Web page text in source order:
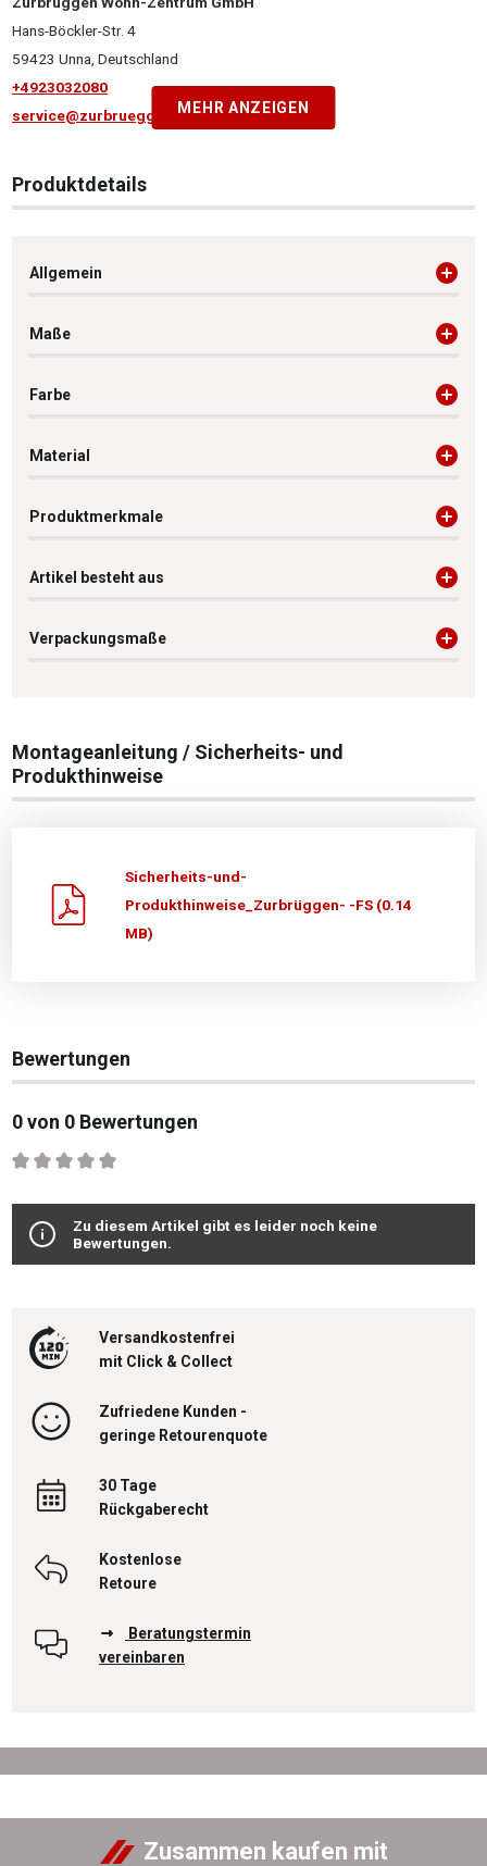
Hans-Böckler-Str. 4
59423 Unna, Deutschland
+4923032080
service@zurbrueggen.deMEHR ANZEIGEN
Produktdetails
Allgemein
Maße
Farbe
Material
Produktmerkmale
Artikel besteht aus
Verpackungsmaße
Montageanleitung / Sicherheits- und
Produkthinweise
Sicherheits-und-
Produkthinweise_Zurbrüggen- -FS (0.14
MB)
Bewertungen
0 von 0 Bewertungen
Durchschnittliche Bewertung von 0 von 5 Sternen
Zu diesem Artikel gibt es leider noch keine
Bewertungen.
Versandkostenfrei
mit Click & Collect
Zufriedene Kunden -
geringe Retourenquote
30 Tage
Rückgaberecht
Kostenlose
Retoure
Beratungstermin
vereinbaren
Zusammen kaufen mit